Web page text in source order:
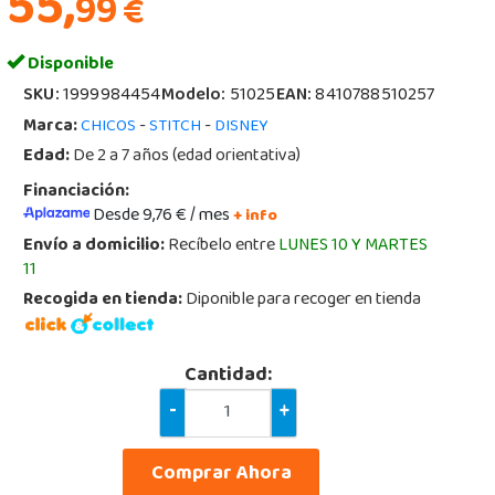
99€
Disponible
SKU:1999984454Modelo:51025EAN:8410788510257
Marca:CHICOS-STITCH-DISNEY
Edad:De 2 a 7 años (edad orientativa)
Financiación:
Desde 9,76 € / mes+ info
Envío a domicilio:Recíbelo entreLUNES 10 Y MARTES
11
Recogida en tienda:Diponible para recoger en tienda
Cantidad:
-
+
Comprar Ahora